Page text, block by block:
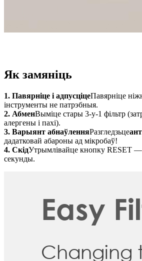
Як замяніць
1. Павярніце і адпусціцеПавярніце
інструменты не патрэбныя.
2. АбменВыміце стары 3-у-1 фільтр
алергены і пахі).
3. Варыянт абнаўленняРазгледзьце
дадатковай абароны ад мікробаў!
4. СкідУтрымлівайце кнопку RESET —
секунды.